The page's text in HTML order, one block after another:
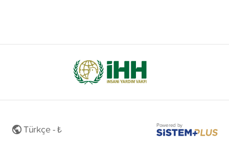
Türkçe - ₺ Powered by